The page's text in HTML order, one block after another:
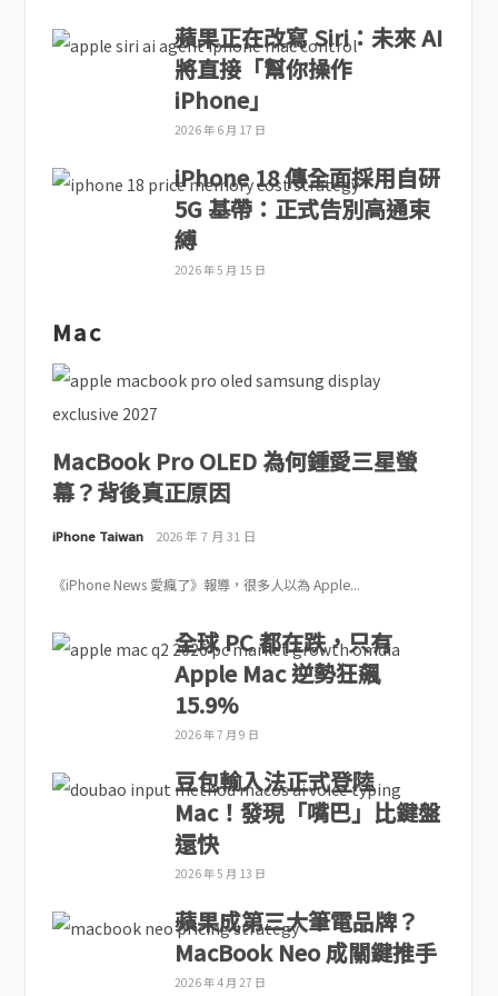
蘋果正在改寫 Siri：未來 AI
將直接「幫你操作
iPhone」
2026 年 6 月 17 日
iPhone 18 傳全面採用自研
5G 基帶：正式告別高通束
縛
2026 年 5 月 15 日
Mac
MacBook Pro OLED 為何鍾愛三星螢
幕？背後真正原因
iPhone Taiwan 2026 年 7 月 31 日
《iPhone News 愛瘋了》報導，很多人以為 Apple...
全球 PC 都在跌，只有
Apple Mac 逆勢狂飆
15.9%
2026 年 7 月 9 日
豆包輸入法正式登陸
Mac！發現「嘴巴」比鍵盤
還快
2026 年 5 月 13 日
蘋果成第三大筆電品牌？
MacBook Neo 成關鍵推手
2026 年 4 月 27 日